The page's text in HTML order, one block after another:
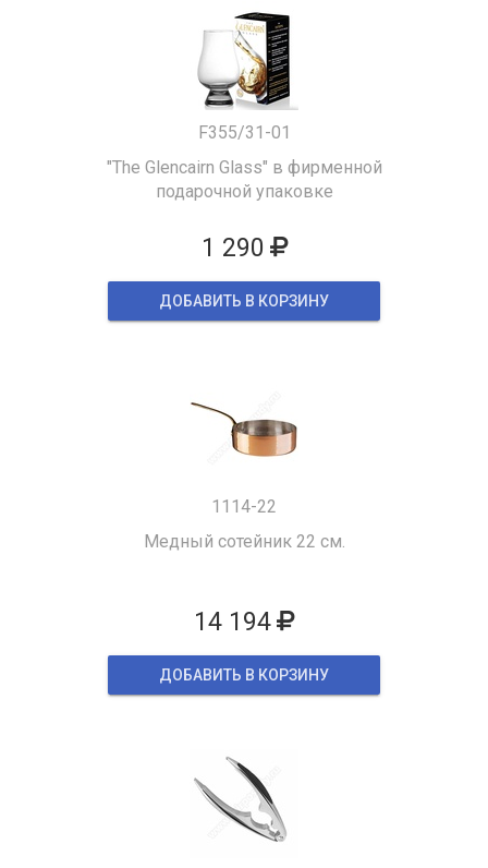
F355/31-01
"The Glencairn Glass" в фирменной
подарочной упаковке
1 290
ДОБАВИТЬ В КОРЗИНУ
1114-22
Медный сотейник 22 см.
14 194
ДОБАВИТЬ В КОРЗИНУ